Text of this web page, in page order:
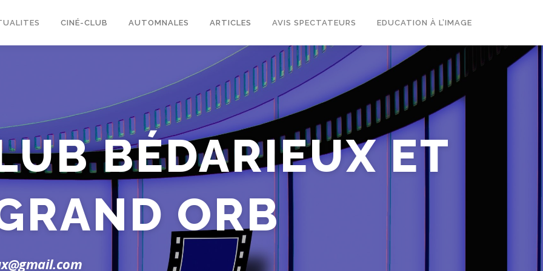
CINÉ-CLUB AUTOMNALES ARTICLES AVIS SPECTATEURS EDUCATION À L’IMAGE
BÉDARIEUX ET
ORB